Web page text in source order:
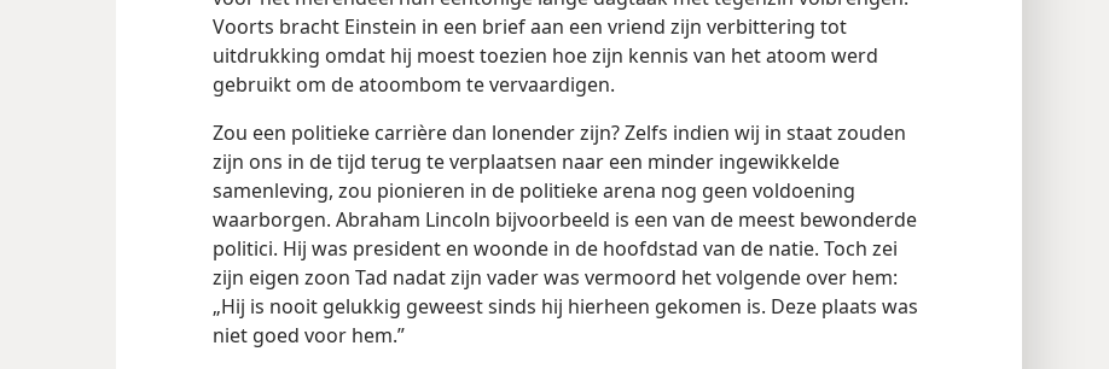
Voorts bracht Einstein in een brief aan een vriend zijn verbittering tot
uitdrukking omdat hij moest toezien hoe zijn kennis van het atoom werd
gebruikt om de atoombom te vervaardigen.
Zou een politieke carrière dan lonender zijn? Zelfs indien wij in staat zouden
zijn ons in de tijd terug te verplaatsen naar een minder ingewikkelde
samenleving, zou pionieren in de politieke arena nog geen voldoening
waarborgen. Abraham Lincoln bijvoorbeeld is een van de meest bewonderde
politici. Hij was president en woonde in de hoofdstad van de natie. Toch zei
zijn eigen zoon Tad nadat zijn vader was vermoord het volgende over hem:
„Hij is nooit gelukkig geweest sinds hij hierheen gekomen is. Deze plaats was
niet goed voor hem.”